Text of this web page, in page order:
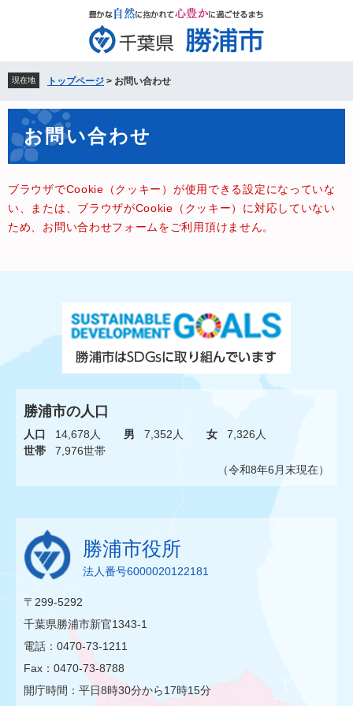
先
頭
で
を
飛
ば
本
へ
現在地 トップページ > お問い合わせ
文 お問い合わせ
ブラウザでCookie（クッキー）が使用できる設定になっていな
い、または、ブラウザがCookie（クッキー）に対応していない
ため、お問い合わせフォームをご利用頂けません。
勝浦市の人口
人口 14,678人 男 7,352人 女
7,326人
世帯
7,976世帯
（令和8年6月末現在）
勝浦市役所
法人番号6000020122181
〒299-5292
千葉県勝浦市新官1343-1
電話：0470-73-1211
Fax：0470-73-8788
開庁時間：平日8時30分から17時15分